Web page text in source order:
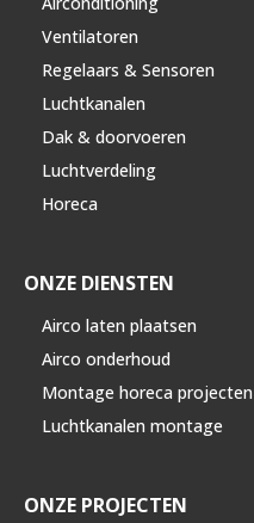
Ventilatoren
Regelaars & Sensoren
Luchtkanalen
Dak & doorvoeren
Luchtverdeling
Horeca
ONZE DIENSTEN
Airco laten plaatsen
Airco onderhoud
Montage horeca projecten
Luchtkanalen montage
ONZE PROJECTEN